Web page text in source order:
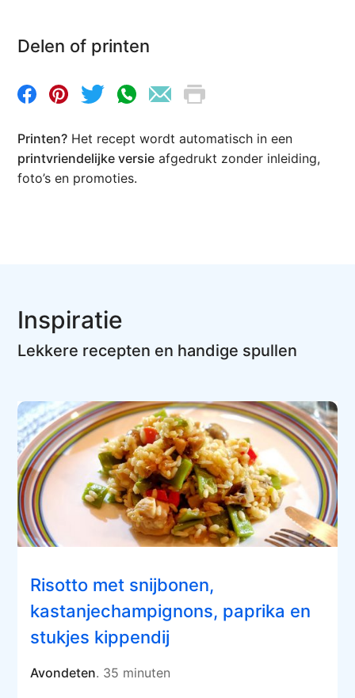
Delen of printen
Printen? Het recept wordt automatisch in een
printvriendelijke versie afgedrukt zonder inleiding,
foto’s en promoties.
Inspiratie
Lekkere recepten en handige spullen
Risotto met snijbonen,
kastanjechampignons, paprika en
stukjes kippendij
Avondeten. 35 minuten